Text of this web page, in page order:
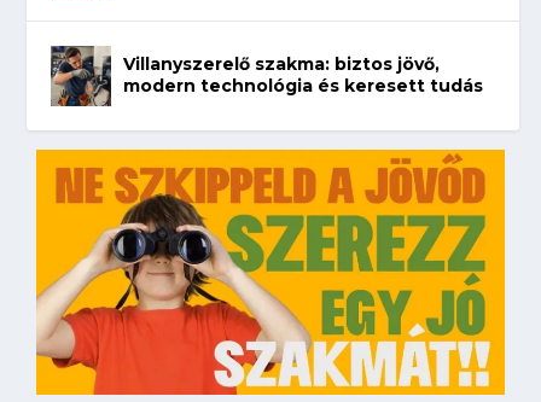
Villanyszerelő szakma: biztos jövő,
modern technológia és keresett tudás